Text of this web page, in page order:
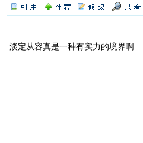
淡定从容真是一种有实力的境界啊